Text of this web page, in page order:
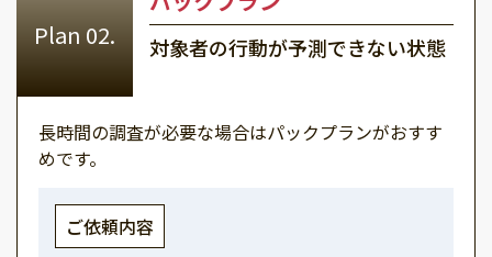
対象者の行動が予測できない状態
長時間の調査が必要な場合はパックプランがおすす
めです。
ご依頼内容